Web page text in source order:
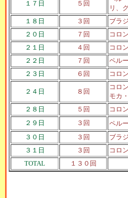
１７日 ５回
リ、
１８日
３回
ブラ
２０日
７回
コロ
２１日
４回
コロ
２２日
７回
ペル
２３日
６回 コロ
２４日 ８回
コロ
モカ
２８日
５回
コロ
２９日
３回 ペル
３０日 ３回
ブラ
３１日
３回
コロ
TOTAL
１３０回